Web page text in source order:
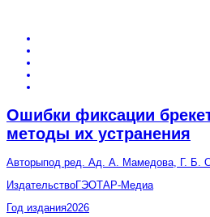
Ошибки фиксации
методы их устранения
Авторыпод ред. Ад. А. Мамедова, Г. Б.
ИздательствоГЭОТАР-Медиа
Год издания2026